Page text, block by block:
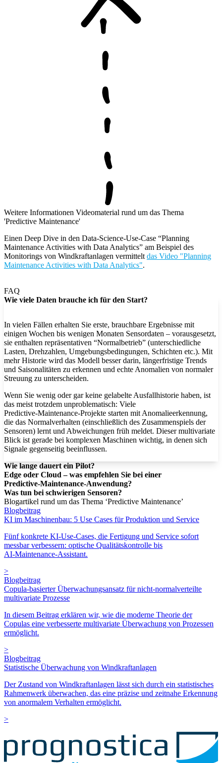
Weitere Informationen Videomaterial rund um das Thema
'Predictive Maintenance'
Einen Deep Dive in den Data-Science-Use-Case “Planning
Maintenance Activities with Data Analytics” am Beispiel des
Monitorings von Windkraftanlagen vermittelt das Video "Planning
Maintenance Activities with Data Analytics".
FAQ
Wie viele Daten brauche ich für den Start?
In vielen Fällen erhalten Sie erste, brauchbare Ergebnisse mit
einigen Wochen bis wenigen Monaten Sensordaten – vorausgesetzt,
sie enthalten repräsentativen “Normalbetrieb” (unterschiedliche
Lasten, Drehzahlen, Umgebungsbedingungen, Schichten etc.). Mit
mehr Historie wird das Modell besser darin, längerfristige Trends
und Saisonalitäten zu erkennen und echte Anomalien von normaler
Streuung zu unterscheiden.
Wenn Sie wenig oder gar keine gelabelte Ausfallhistorie haben, ist
das meist trotzdem unproblematisch: Viele
Predictive‑Maintenance‑Projekte starten mit Anomalieerkennung,
die das Normalverhalten (einschließlich des Zusammenspiels der
Sensoren) lernt und Abweichungen früh meldet. Dieser multivariate
Blick ist gerade bei komplexen Maschinen wichtig, in denen sich
Signale gegenseitig beeinflussen.
Wie lange dauert ein Pilot?
Edge oder Cloud – was empfehlen Sie bei einer
Predictive‑Maintenance‑Anwendung?
Was tun bei schwierigen Sensoren?
Blogartikel rund um das Thema ‘Predictive Maintenance’
Blogbeitrag
KI im Maschinenbau: 5 Use Cases für Produktion und Service
Fünf konkrete KI‑Use‑Cases, die Fertigung und Service sofort
messbar verbessern: optische Qualitätskontrolle bis
AI‑Maintenance‑Assistant.
>
Blogbeitrag
Copula-basierter Überwachungsansatz für nicht-normalverteilte
multivariate Prozesse
In diesem Beitrag erklären wir, wie die moderne Theorie der
Copulas eine verbesserte multivariate Überwachung von Prozessen
ermöglicht.
>
Blogbeitrag
Statistische Überwachung von Windkraftanlagen
Der Zustand von Windkraftanlagen lässt sich durch ein statistisches
Rahmenwerk überwachen, das eine präzise und zeitnahe Erkennung
von anormalem Verhalten ermöglicht.
>